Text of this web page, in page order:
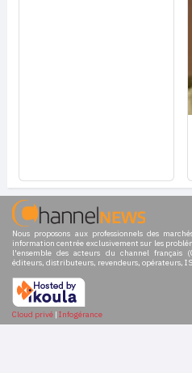
Nous proposons aux professionnels des
information centrée exclusivement sur les
l'ensemble des acteurs du channel français
éditeurs, distributeurs, revendeurs, opérateurs,
Cloud privé | Infogérance